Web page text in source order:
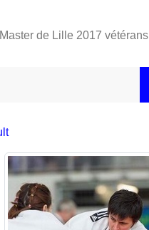
Master de Lille 2017 vétérans